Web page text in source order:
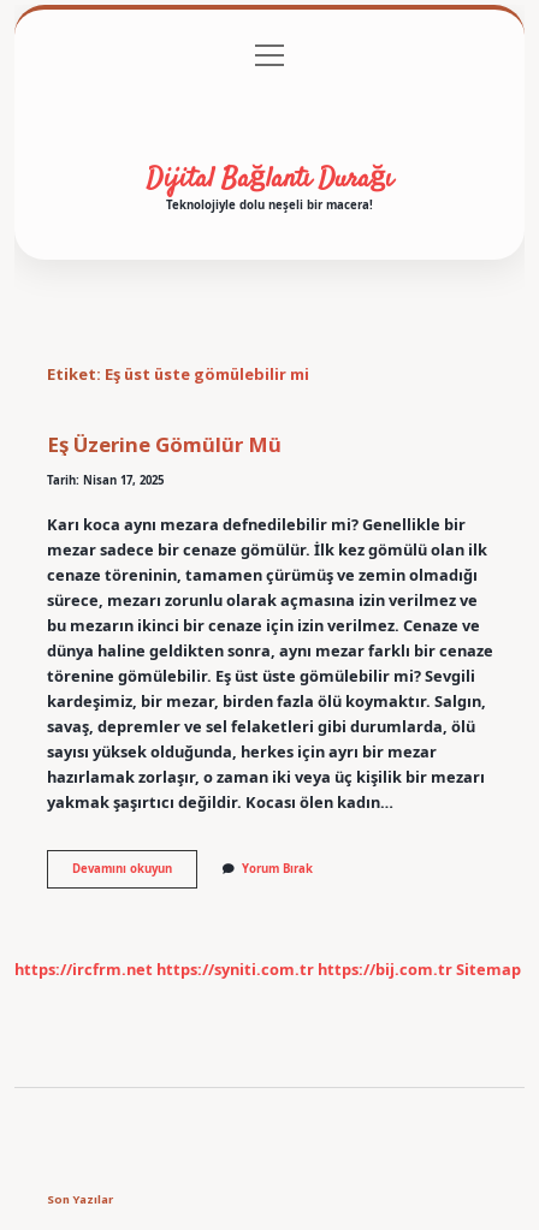
Gizlilik Politikası
menüyü
aç
Dijital Bağlantı Durağı
Teknolojiyle dolu neşeli bir macera!
Etiket: Eş üst üste gömülebilir mi
Eş Üzerine Gömülür Mü
Tarih: Nisan 17, 2025
Karı koca aynı mezara defnedilebilir mi? Genellikle bir
mezar sadece bir cenaze gömülür. İlk kez gömülü olan ilk
cenaze töreninin, tamamen çürümüş ve zemin olmadığı
sürece, mezarı zorunlu olarak açmasına izin verilmez ve
bu mezarın ikinci bir cenaze için izin verilmez. Cenaze ve
dünya haline geldikten sonra, aynı mezar farklı bir cenaze
törenine gömülebilir. Eş üst üste gömülebilir mi? Sevgili
kardeşimiz, bir mezar, birden fazla ölü koymaktır. Salgın,
savaş, depremler ve sel felaketleri gibi durumlarda, ölü
sayısı yüksek olduğunda, herkes için ayrı bir mezar
hazırlamak zorlaşır, o zaman iki veya üç kişilik bir mezarı
yakmak şaşırtıcı değildir. Kocası ölen kadın…
Devamını okuyunEş
Üzerine
Yorum Bırak
https://ircfrm.net https://syniti.com.tr https://bij.com.trSitemap
Son Yazılar